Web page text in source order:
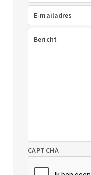
mailadres(Vereist)
CAPTCHA